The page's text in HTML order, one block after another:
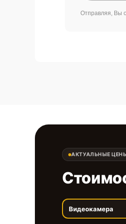
Отправляя, Вы
АКТУАЛЬНЫЕ
Видеокамера